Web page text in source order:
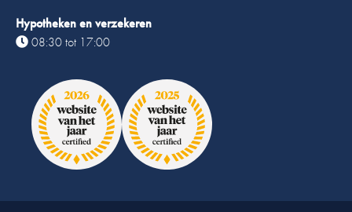
Hypotheken en verzekeren
08:30 tot 17:00